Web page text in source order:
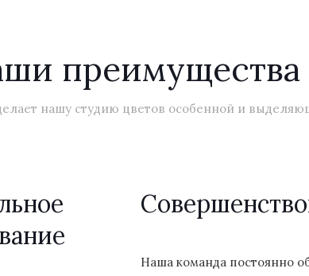
преимущества
нашу студию цветов особенной и
Наша команда постоянно